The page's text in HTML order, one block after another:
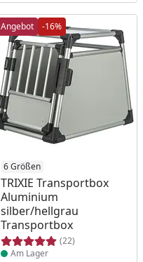
Angebot -16%
6 Größen
TRIXIE Transportbox
Aluminium
silber/hellgrau
Transportbox
(22)
Produkt am Lager
Am Lager